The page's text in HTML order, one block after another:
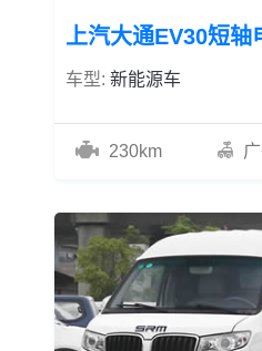
上汽大通EV30短轴
车型: 新能源车
230km